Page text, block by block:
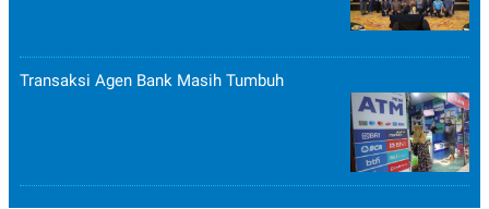
Transaksi Agen Bank Masih Tumbuh